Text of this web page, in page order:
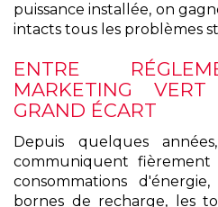
puissance installée, on
intacts tous les problèmes
ENTRE
MARKETING
GRAND ÉCART
Depuis quelques
communiquent
consommations
bornes de recharge, les